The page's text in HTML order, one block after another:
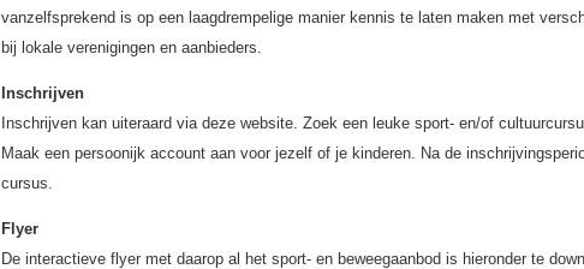
vanzelfsprekend is op een laagdrempelige manier kennis te laten maken met
bij lokale verenigingen en aanbieders.
Inschrijven
Inschrijven kan uiteraard via deze website. Zoek een leuke sport- en/of
Maak een persoonijk account aan voor jezelf of je kinderen. Na de
cursus.
Flyer
De interactieve flyer met daarop al het sport- en beweegaanbod is hieronder te